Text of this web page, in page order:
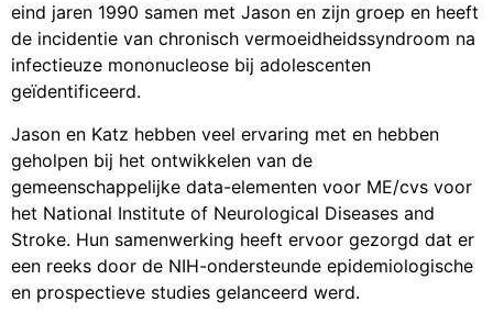
eind jaren 1990 samen met Jason en zijn groep en heeft
de incidentie van chronisch vermoeidheidssyndroom na
infectieuze mononucleose bij adolescenten
geïdentificeerd.
Jason en Katz hebben veel ervaring met en hebben
geholpen bij het ontwikkelen van de
gemeenschappelijke data-elementen voor ME/cvs voor
het National Institute of Neurological Diseases and
Stroke. Hun samenwerking heeft ervoor gezorgd dat er
een reeks door de NIH-ondersteunde epidemiologische
en prospectieve studies gelanceerd werd.